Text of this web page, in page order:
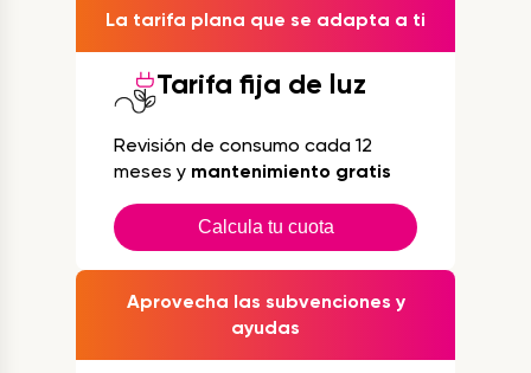
La tarifa plana que se adapta a ti
Tarifa fija de luz
Revisión de consumo cada 12
meses y mantenimiento gratis
Calcula tu cuota
Aprovecha las subvenciones y
ayudas